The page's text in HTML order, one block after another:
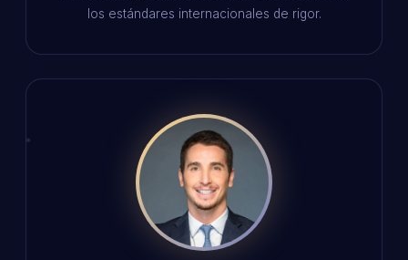
los estándares internacionales de rigor.